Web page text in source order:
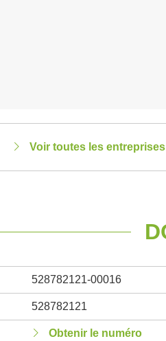
Voir toutes les
528782121-00016
528782121
Obtenir le numéro